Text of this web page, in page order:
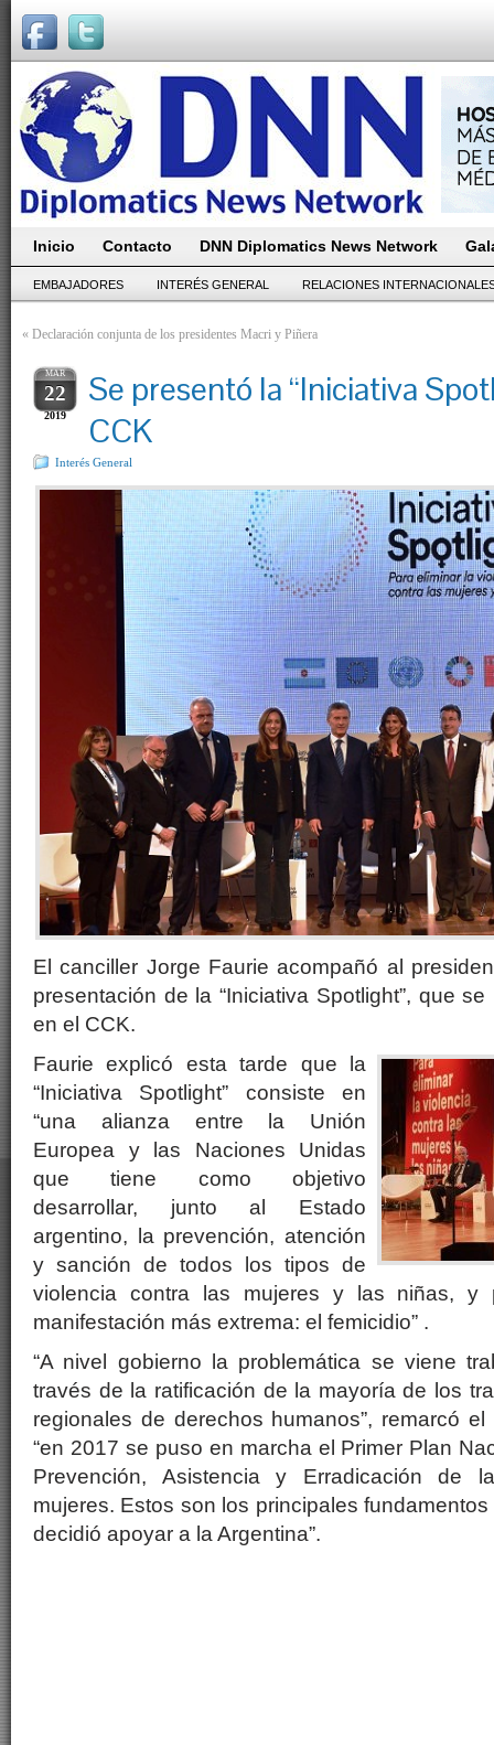
Inicio Contacto DNN Diplomatics News Network
EMBAJADORES INTERÉS GENERAL RELACIONES
« Declaración conjunta de los presidentes Macri y Piñera
MAR
22
2019
Se presentó la “Iniciativa
CCK
Interés General
El canciller Jorge Faurie acompañó al
presentación de la “Iniciativa Spotlight”, que
en el CCK.
Faurie explicó esta tarde que la
“Iniciativa Spotlight” consiste en
“una alianza entre la Unión
Europea y las Naciones Unidas
que tiene como objetivo
desarrollar, junto al Estado
argentino, la prevención, atención
y sanción de todos los tipos de
violencia contra las mujeres y las niñas,
manifestación más extrema: el femicidio” .
“A nivel gobierno la problemática se viene
través de la ratificación de la mayoría de los
regionales de derechos humanos”, remarcó
“en 2017 se puso en marcha el Primer Plan
Prevención, Asistencia y Erradicación de
mujeres. Estos son los principales
decidió apoyar a la Argentina”.